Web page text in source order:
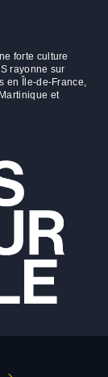
forte culture
rayonne sur
en Île-de-France,
et